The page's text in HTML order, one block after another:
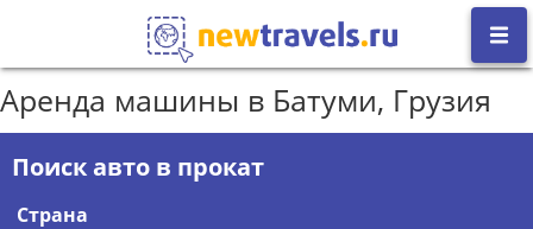
Аренда машины в Батуми, Грузия
Поиск авто в прокат
Страна